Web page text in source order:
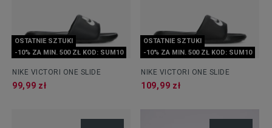
OSTATNIE SZTUKI
-10% ZA MIN. 500 ZŁ KOD: SUM10
NIKE VICTORI ONE SLIDE
99,99 zł
OSTATNIE SZTUKI
-10% ZA MIN. 500 ZŁ KOD: SUM10
NIKE VICTORI ONE SLIDE
109,99 zł